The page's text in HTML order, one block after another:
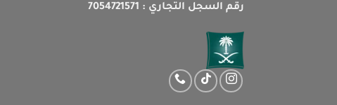
رقم السجل التجاري : 7054721571